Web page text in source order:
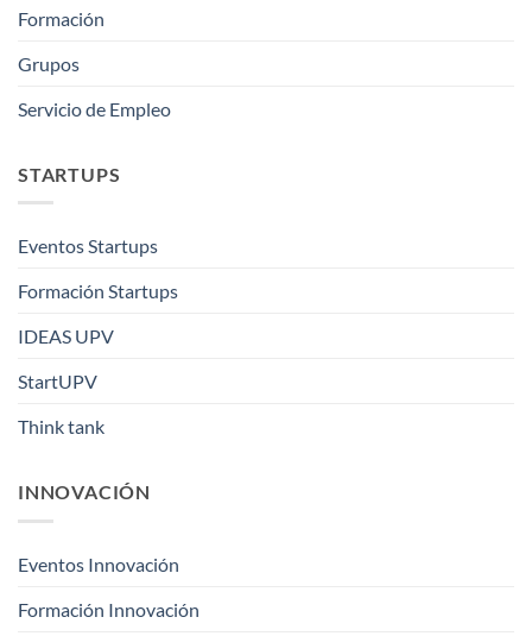
Formación
Grupos
Servicio de Empleo
STARTUPS
Eventos Startups
Formación Startups
IDEAS UPV
StartUPV
Think tank
INNOVACIÓN
Eventos Innovación
Formación Innovación